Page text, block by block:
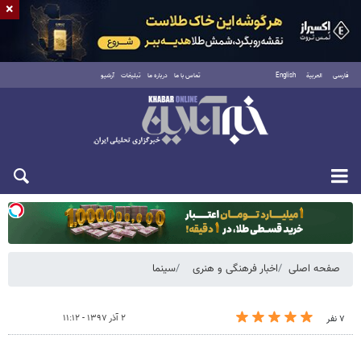
فارسی العربية English تماس با ما درباره ما تبلیغات آرشیو
دوشنبه ۱۹ مرداد ۱۴۰۵
صفحه اصلی اخبار فرهنگی و هنری سینما
۷ نفر ۲ آذر ۱۳۹۷ - ۱۱:۱۲
×